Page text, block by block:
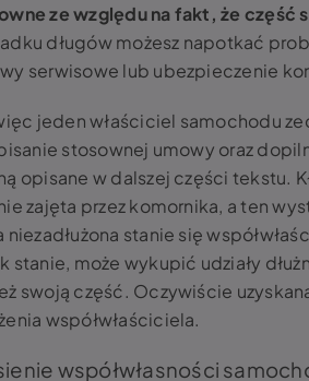
ze względu na fakt, że część
długów możesz napotkać
serwisowe lub ubezpieczenie
jeden właściciel samochodu
stosownej umowy oraz
opisane w dalszej części tekstu.
zajęta przez komornika, a ten
niezadłużona stanie się
stanie, może wykupić udziały
swoją część. Oczywiście
współwłaściciela.
współwłasności